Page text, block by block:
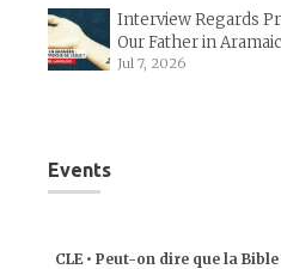
Interview Regards
Our Father in
Jul 7, 2026
Events
CLE • Peut-on dire que la